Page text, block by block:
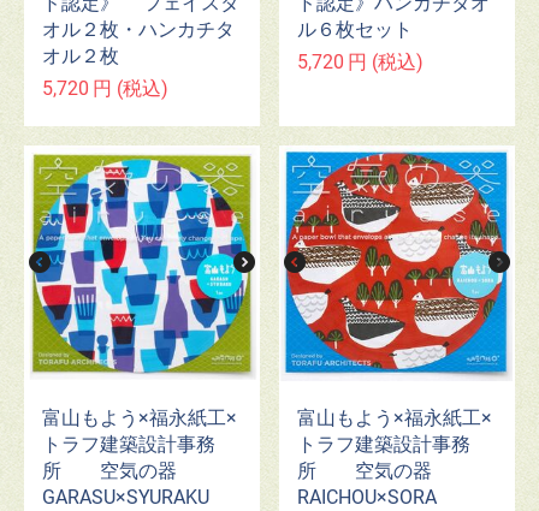
オル２枚・ハンカチタ
オル２枚
5,720 円 (税込)
ル６枚セット
5,720 円 (税込)
富山もよう×福永紙工×
トラフ建築設計事務
所 空気の器
GARASU×SYURAKU
富山もよう×福永紙工×
トラフ建築設計事務
所 空気の器
RAICHOU×SORA